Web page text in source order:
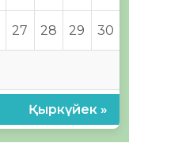
27 28 29 30
Қыркүйек »